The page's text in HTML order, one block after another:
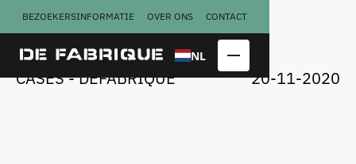
BEZOEKERSINFORMATIE OVER ONS CONTACT
NL
TERUGN AAR C
CASES - DEFABRIQUE 20-11-2020